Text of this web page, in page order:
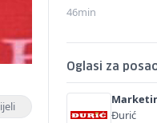
46min
Oglasi za
Đurić